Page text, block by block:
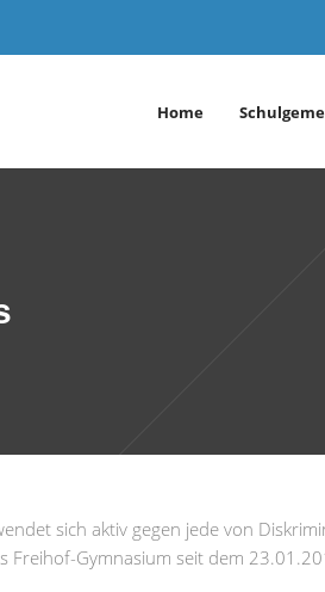
Home
sich aktiv gegen jede von
Freihof-Gymnasium seit dem